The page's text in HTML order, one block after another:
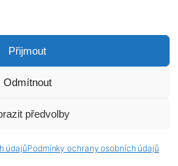
Přijmout
Odmítnout
předvolby
údajůPodmínky ochrany osobních údajů
údajů